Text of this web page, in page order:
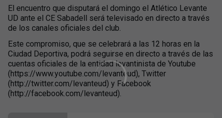
El encuentro que disputará el domingo el Atlético Levante
UD ante el CE Sabadell será televisado en directo a través
de los canales oficiales del club.
Este compromiso, que se celebrará a las 12 horas en la
Ciudad Deportiva, podrá seguirse en directo a través de las
cuentas oficiales de la entidad levantinista de Youtube
(https://www.youtube.com/levanteud), Twitter
(http://twitter.com/levanteud) y Facebook
(http://facebook.com/levanteud).